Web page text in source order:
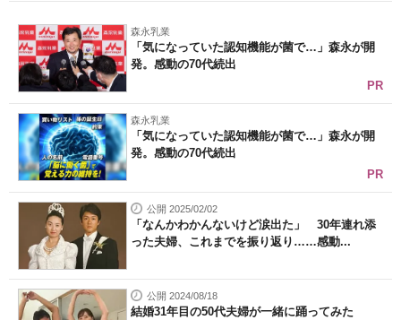
森永乳業
「気になっていた認知機能が菌で…」森永が開
発。感動の70代続出
PR
森永乳業
「気になっていた認知機能が菌で…」森永が開
発。感動の70代続出
PR
公開 2025/02/02
「なんかわかんないけど涙出た」 30年連れ添
った夫婦、これまでを振り返り……感動...
公開 2024/08/18
結婚31年目の50代夫婦が一緒に踊ってみた